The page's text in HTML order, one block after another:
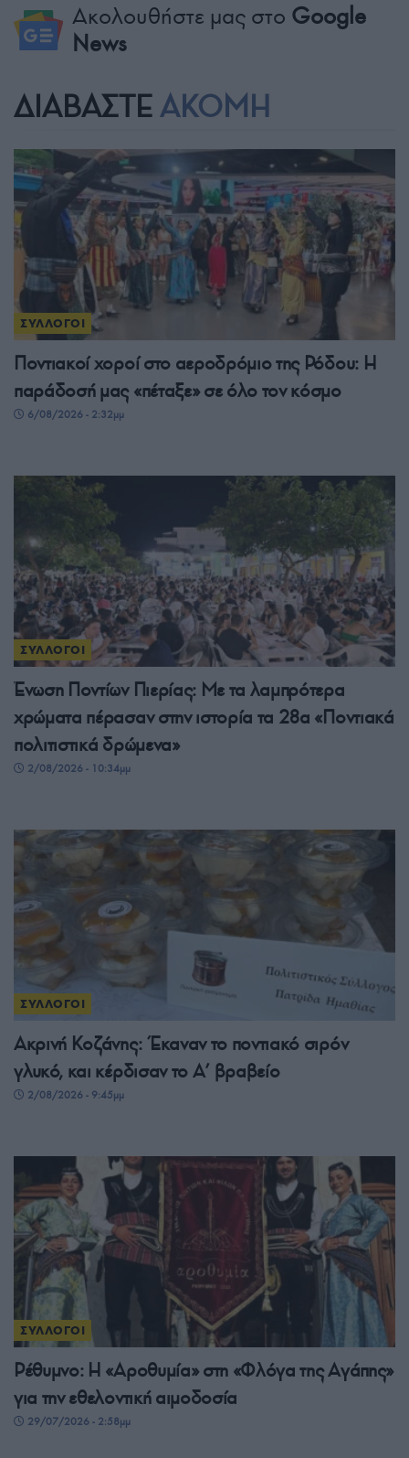
Ακολουθήστε μας στο Google
News
ΔΙΑΒΑΣΤΕ ΑΚΟΜΗ
ΣΥΛΛΟΓΟΙ
Ποντιακοί χοροί στο αεροδρόμιο της Ρόδου: Η
παράδοσή μας «πέταξε» σε όλο τον κόσμο
6/08/2026 - 2:32μμ
ΣΥΛΛΟΓΟΙ
Ένωση Ποντίων Πιερίας: Με τα λαμπρότερα
χρώματα πέρασαν στην ιστορία τα 28α «Ποντιακά
πολιτιστικά δρώμενα»
2/08/2026 - 10:34μμ
ΣΥΛΛΟΓΟΙ
Ακρινή Κοζάνης: Έκαναν το ποντιακό σιρόν
γλυκό, και κέρδισαν το A’ βραβείο
2/08/2026 - 9:45μμ
ΣΥΛΛΟΓΟΙ
Ρέθυμνο: Η «Αροθυμία» στη «Φλόγα της Αγάπης»
για την εθελοντική αιμοδοσία
29/07/2026 - 2:58μμ